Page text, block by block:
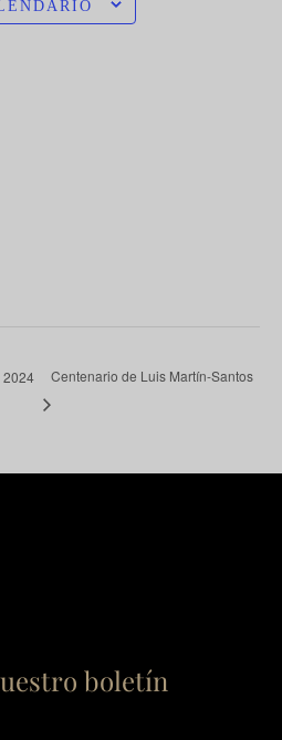
2024 Centenario de Luis Martín-Santos
boletín